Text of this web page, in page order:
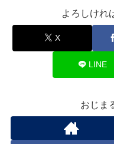
よろしけれ
X
LINE
おじま